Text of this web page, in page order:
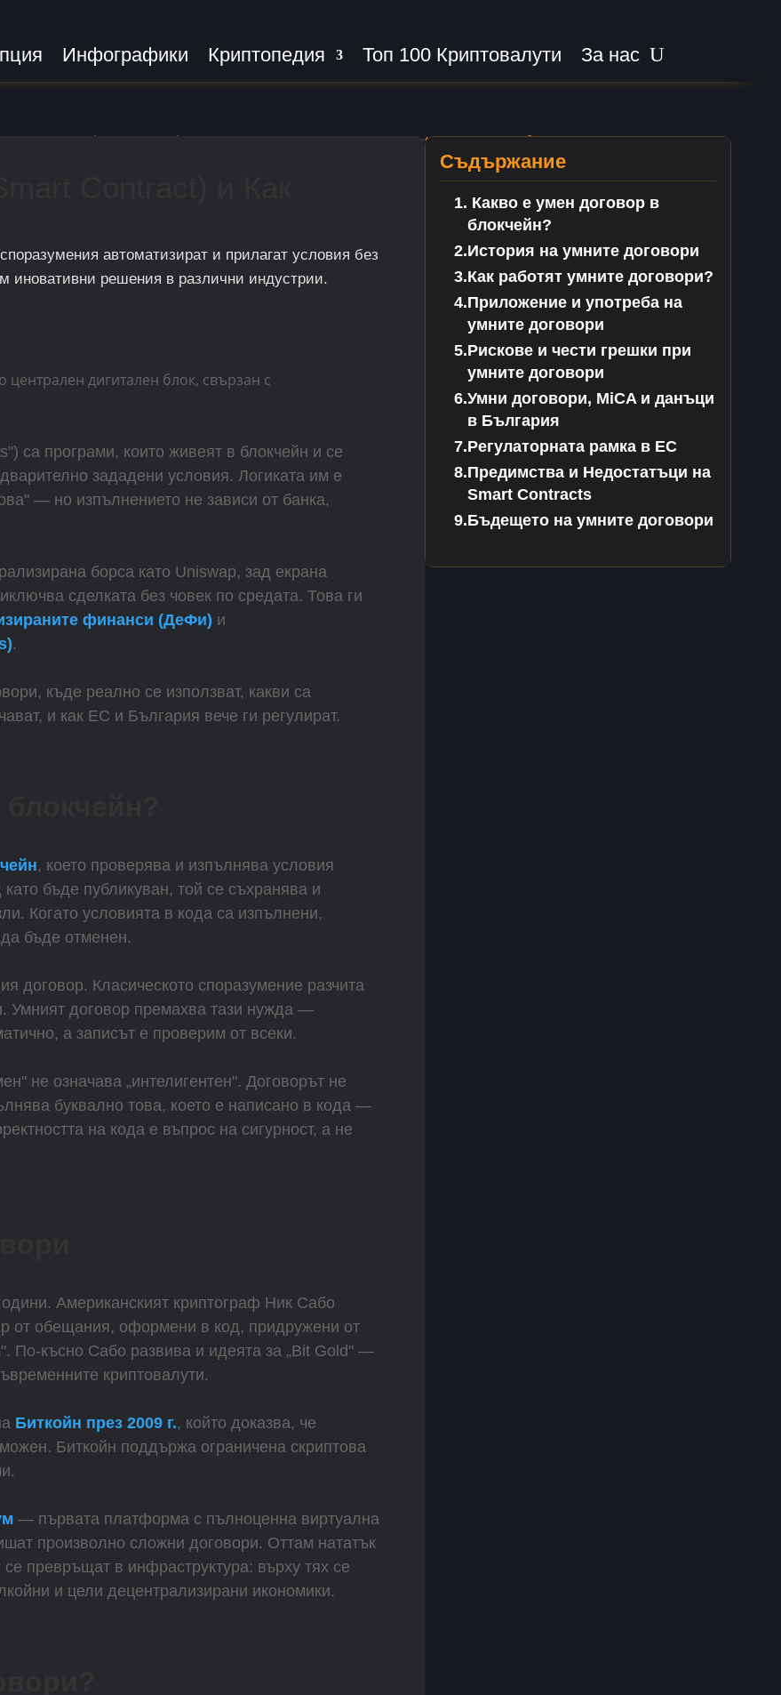
Инфографики Криптопедия Топ 100 Криптовалути За нас
| | Какво e Умен Договор (Smart Contract) и Как Работи?
автоматизират и прилагат условия без
иновативни решения в различни индустрии.
са програми, които живеят в блокчейн и се
зададени условия. Логиката им е
— но изпълнението не зависи от банка,
борса като Uniswap, зад екрана
сделката без човек по средата. Това ги
финанси (ДеФи) и
.
къде реално се използват, какви са
и как ЕС и България вече ги регулират.
, което проверява и изпълнява условия
бъде публикуван, той се съхранява и
Когато условията в кода са изпълнени,
бъде отменен.
договор. Класическото споразумение разчита
Умният договор премахва тази нужда —
а записът е проверим от всеки.
не означава „интелигентен". Договорът не
буквално това, което е написано в кода —
на кода е въпрос на сигурност, а не
Американският криптограф Ник Сабо
от обещания, оформени в код, придружени от
По-късно Сабо развива и идеята за „Bit Gold" —
криптовалути.
Биткойн през 2009 г., който доказва, че
Биткойн поддържа ограничена скриптова
— първата платформа с пълноценна виртуална
произволно сложни договори. Оттам нататък
превръщат в инфраструктура: върху тях се
и цели децентрализирани икономики.
Съдържание
Какво е умен договор в
блокчейн?
История на умните договори
Как работят умните договори?
Приложение и употреба на
умните договори
Рискове и чести грешки при
умните договори
Умни договори, MiCA и данъци
в България
Регулаторната рамка в ЕС
Предимства и Недостатъци на
Smart Contracts
Бъдещето на умните договори